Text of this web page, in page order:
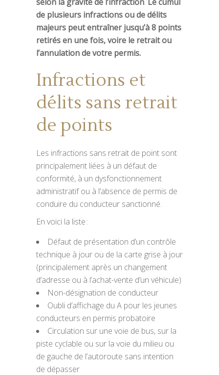
de plusieurs infractions ou de délits
majeurs peut entraîner jusqu’à 8 points
retirés en une fois, voire le retrait ou
l’annulation de votre permis.
Infractions et
délits sans retrait
de points
Les infractions sans retrait de point sont
principalement liées à un défaut de
conformité, à un dysfonctionnement
administratif ou à l’absence de permis de
conduire du conducteur sanctionné.
En voici la liste :
Défaut de présentation d’un contrôle
technique à jour ou de la carte grise à jour
(principalement après un changement
d’adresse ou à l’achat-vente d’un véhicule)
Non-désignation de conducteur
Oubli d’affichage du A pour les jeunes
conducteurs en permis probatoire
Circulation sur une voie de bus, sur la
piste cyclable ou sur la voie du milieu ou
de gauche de l’autoroute sans intention
de dépasser